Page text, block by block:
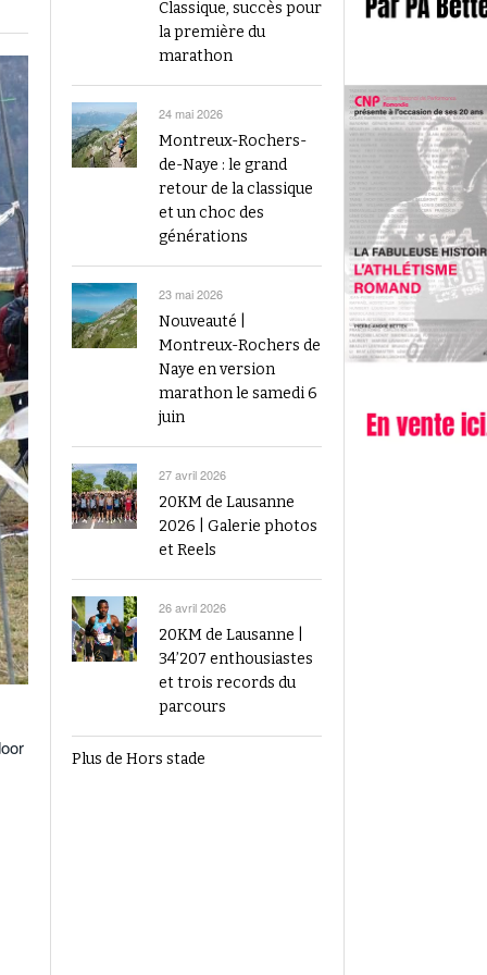
Finale du Visana Sprint ce dimanche à Berne
avec Mujinga Kambundji et plein de surprises
19 septembre 2024
Voir tout
Classique, succès pour
la première du
marathon
24 mai 2026
Montreux-Rochers-
de-Naye : le grand
retour de la classique
et un choc des
générations
23 mai 2026
Nouveauté |
Montreux-Rochers de
Naye en version
marathon le samedi 6
juin
27 avril 2026
20KM de Lausanne
2026 | Galerie photos
et Reels
26 avril 2026
20KM de Lausanne |
34’207 enthousiastes
et trois records du
parcours
Plus de Hors stade